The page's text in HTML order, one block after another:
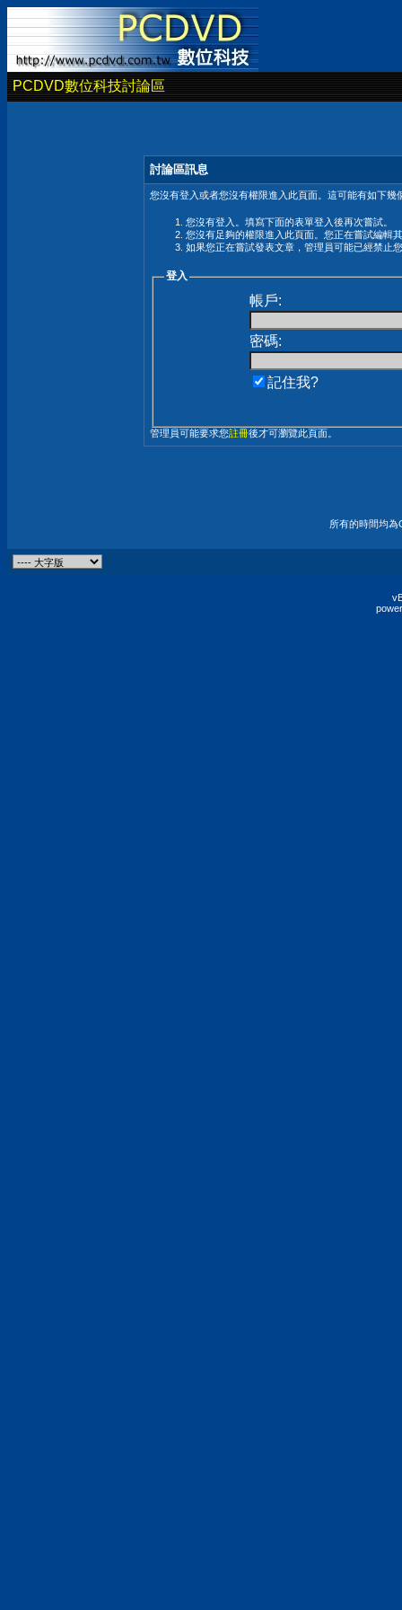
PCDVD數位科技討論區
討論區訊息
您沒有登入或者您沒有權限進入此頁面。這可能有如下幾
您沒有登入。填寫下面的表單登入後再次嘗試。
您沒有足夠的權限進入此頁面。您正在嘗試編輯
如果您正在嘗試發表文章，管理員可能已經禁止
登入
帳戶:
密碼:
記住我?
管理員可能要求您註冊後才可瀏覽此頁面。
所有的時間均為